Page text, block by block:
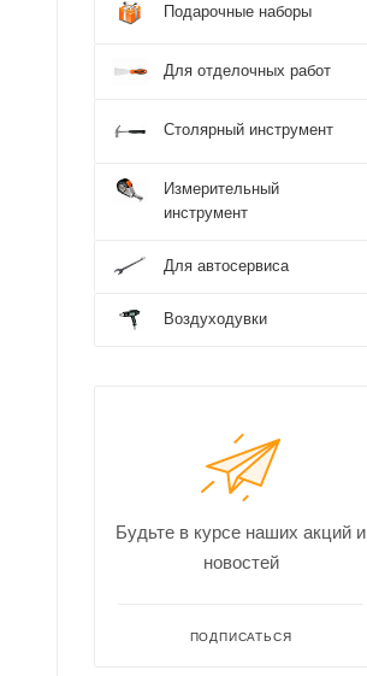
Подарочные наборы
Для отделочных работ
Столярный инструмент
Измерительный
инструмент
Для автосервиса
Воздуходувки
Будьте в курсе наших акций и
новостей
ПОДПИСАТЬСЯ